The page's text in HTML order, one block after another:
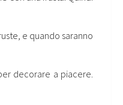
e quando saranno
decorare a piacere.